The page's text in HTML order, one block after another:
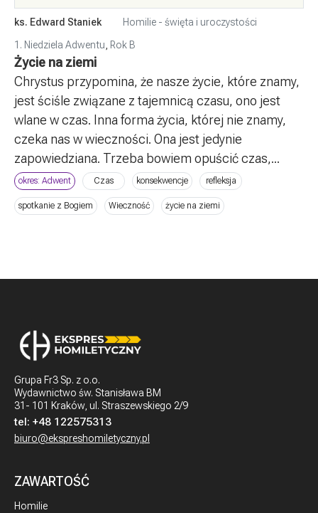
ks. Edward Staniek
Homilie - święta i uroczystości
1. Niedziela Adwentu
Rok B
Życie na ziemi
Chrystus przypomina, że nasze życie, które znamy,
jest ściśle związane z tajemnicą czasu, ono jest
wlane w czas. Inna forma życia, której nie znamy,
czeka nas w wieczności. Ona jest jedynie
zapowiedziana. Trzeba bowiem opuścić czas,...
okres: Adwent Czas konsekwencje refleksja
spotkanie z Bogiem Wieczność życie na ziemi
Grupa Fr3 Sp. z o.o.
Wydawnictwo św. Stanisława BM
31- 101 Kraków, ul. Straszewskiego 2/9
tel: +48 122575313
biuro@ekspreshomiletyczny.pl
ZAWARTOŚĆ
Homilie